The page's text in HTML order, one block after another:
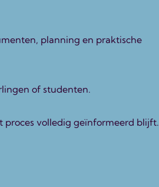
planning en praktische
of studenten.
proces volledig geïnformeerd blijft.